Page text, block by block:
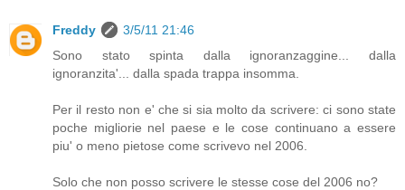
Freddy
3/5/11 21:46
Sono stato spinta dalla ignoranzaggine... dalla
ignoranzita'... dalla spada trappa insomma.
Per il resto non e' che si sia molto da scrivere: ci sono state
poche migliorie nel paese e le cose continuano a essere
piu' o meno pietose come scrivevo nel 2006.
Solo che non posso scrivere le stesse cose del 2006 no?